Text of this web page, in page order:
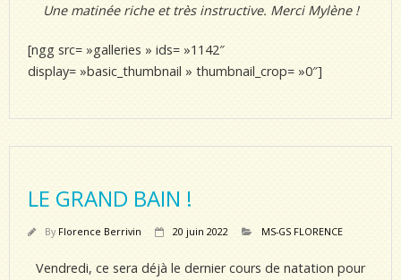
Une matinée riche et très instructive. Merci Mylène !
[ngg src= »galleries » ids= »1142″
display= »basic_thumbnail » thumbnail_crop= »0″]
LE GRAND BAIN !
By Florence Berrivin 20 juin 2022 MS-GS FLORENCE
Vendredi, ce sera déjà le dernier cours de natation pour